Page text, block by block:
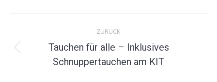
Navigation
ZURÜCK
Vorheriges
Album:
Tauchen für alle – Inklusives
Schnuppertauchen am KIT